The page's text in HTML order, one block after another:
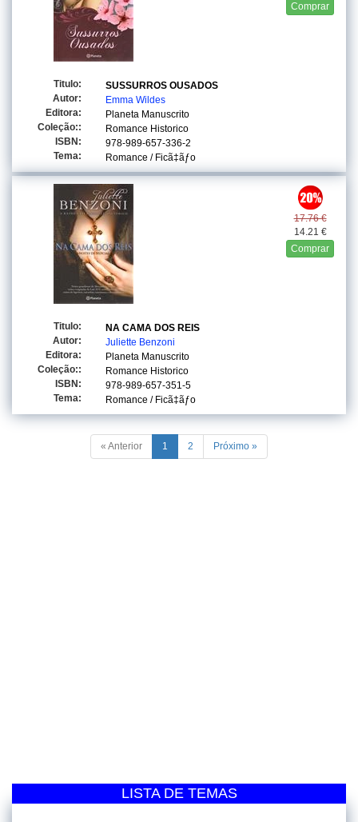
Comprar
Titulo:
SUSSURROS OUSADOS
Autor:
Emma Wildes
Editora:
Planeta Manuscrito
Coleção::
Romance Historico
ISBN:
978-989-657-336-2
Tema:
Romance / Ficã‡ãƒo
17.76 €
14.21 €
Comprar
Titulo:
NA CAMA DOS REIS
Autor:
Juliette Benzoni
Editora:
Planeta Manuscrito
Coleção::
Romance Historico
ISBN:
978-989-657-351-5
Tema:
Romance / Ficã‡ãƒo
« Anterior 1 2 Próximo »
LISTA DE TEMAS